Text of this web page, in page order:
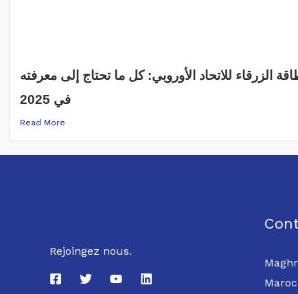
الزرقاء للاتحاد الأوروبي: كل ما تحتاج إلى معرفته
في 2025
Read More
Rejoingez nous.